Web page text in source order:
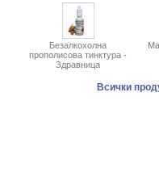
Безалкохолна
прополисова тинктура -
Здравница
Всички